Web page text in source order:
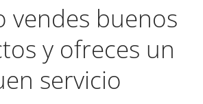
vendes buenos
y ofreces un
servicio